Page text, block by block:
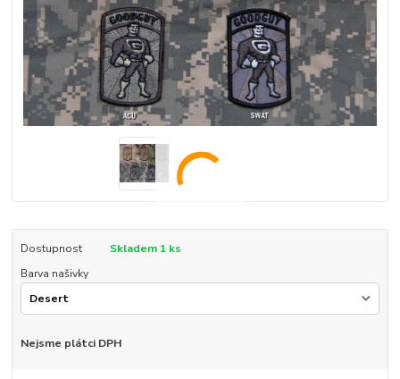
Dostupnost
Skladem 1 ks
Barva našivky
Nejsme plátci DPH